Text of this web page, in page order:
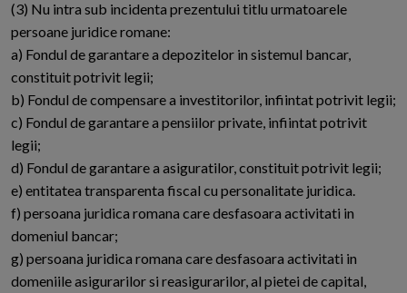
(3) Nu intra sub incidenta prezentului titlu urmatoarele
persoane juridice romane:
a) Fondul de garantare a depozitelor in sistemul bancar,
constituit potrivit legii;
b) Fondul de compensare a investitorilor, infiintat potrivit legii;
c) Fondul de garantare a pensiilor private, infiintat potrivit
legii;
d) Fondul de garantare a asiguratilor, constituit potrivit legii;
e) entitatea transparenta fiscal cu personalitate juridica.
f) persoana juridica romana care desfasoara activitati in
domeniul bancar;
g) persoana juridica romana care desfasoara activitati in
domeniile asigurarilor si reasigurarilor, al pietei de capital,